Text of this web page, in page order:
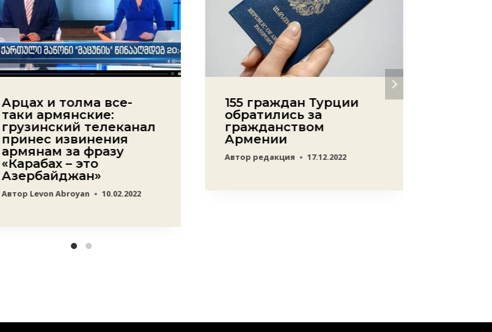
Арцах и толма все-
таки армянские:
грузинский телеканал
принес извинения
армянам за фразу
«Карабах – это
Азербайджан»
Автор Levon Abroyan 10.02.2022
155 граждан Турции
обратились за
гражданством
Армении
Автор редакция 17.12.2022